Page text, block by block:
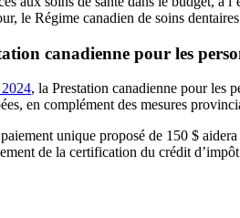
le Régime canadien de soins
canadienne pour les
, la Prestation canadienne pour les
en complément des mesures
unique proposé de 150 $
de la certification du crédit